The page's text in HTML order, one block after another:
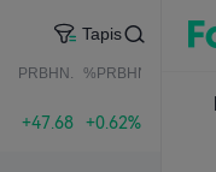
Tapis
PRBHN. %PRBHN.
+47.68 +0.62%